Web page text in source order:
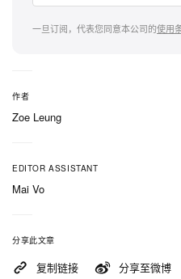
一旦订阅，代表您同意本公司的使用
作者
Zoe Leung
EDITOR ASSISTANT
Mai Vo
分享此文章
复制链接 分享至微博